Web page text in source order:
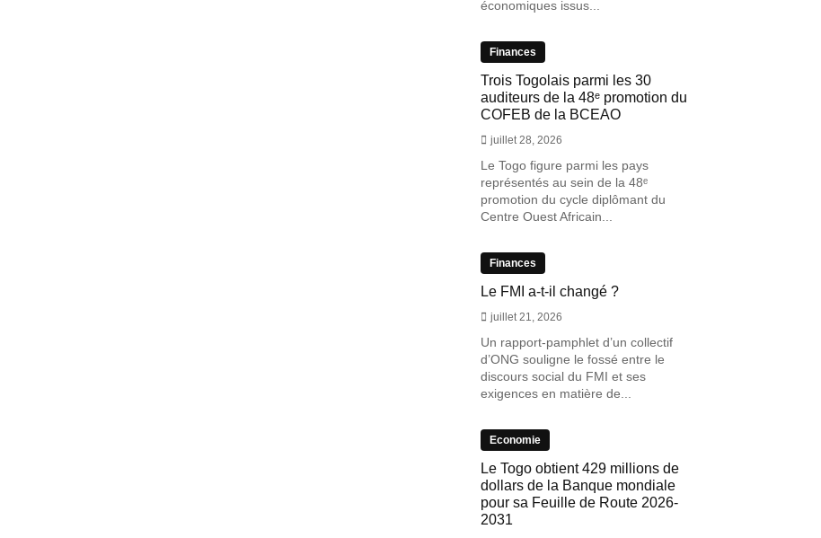
économiques issus...
Finances
Trois Togolais parmi les 30
auditeurs de la 48ᵉ promotion du
COFEB de la BCEAO
juillet 28, 2026
Le Togo figure parmi les pays
représentés au sein de la 48ᵉ
promotion du cycle diplômant du
Centre Ouest Africain...
Finances
Le FMI a-t-il changé ?
juillet 21, 2026
Un rapport-pamphlet d’un collectif
d’ONG souligne le fossé entre le
discours social du FMI et ses
exigences en matière de...
Economie
Le Togo obtient 429 millions de
dollars de la Banque mondiale
pour sa Feuille de Route 2026-
2031